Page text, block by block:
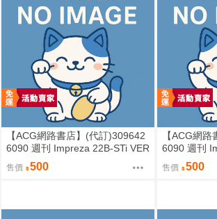
【ACG網路書店】(代訂)309642
6090 週刊 Impreza 22B-STi VER
SION をつくる (6)
售價 500
【ACG網
6090 週刊
SION をつ
售價 500